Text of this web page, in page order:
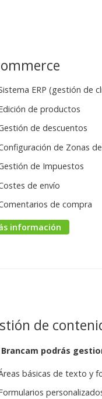
ERP (gestión de
de productos
de descuentos
de Zonas
de Impuestos
de envío
de compra
información
de
Brancam podrás
básicas de texto y